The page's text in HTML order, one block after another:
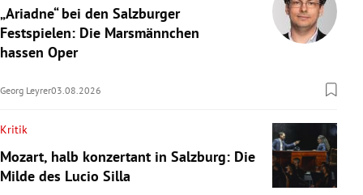
„Ariadne“ bei den Salzburger
Festspielen: Die Marsmännchen
hassen Oper
Georg Leyrer03.08.2026
Kritik
Mozart, halb konzertant in Salzburg: Die
Milde des Lucio Silla